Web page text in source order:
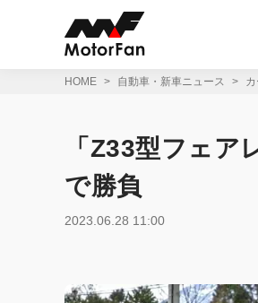
HOME 自動車・新車ニュース
「Z33型フェ
で勝負
2023.06.28 11:00